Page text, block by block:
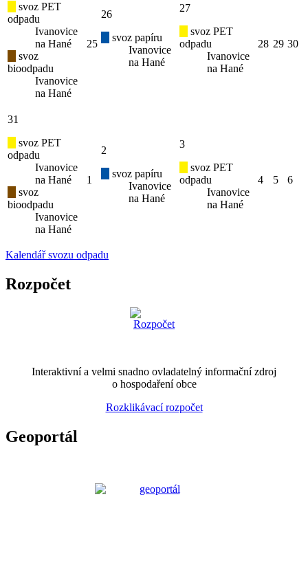
svoz PET
odpadu
Ivanovice
na Hané
svoz
bioodpadu
Ivanovice
na Hané
25
26
svoz papíru
Ivanovice
na Hané
27
svoz PET
odpadu
Ivanovice
na Hané
28 29 30
31
svoz PET
odpadu
Ivanovice
na Hané
svoz
bioodpadu
Ivanovice
na Hané
1
2
svoz papíru
Ivanovice
na Hané
3
svoz PET
odpadu
Ivanovice
na Hané
4 5 6
Kalendář svozu odpadu
Rozpočet
Interaktivní a velmi snadno ovladatelný informační zdroj
o hospodaření obce
Rozklikávací rozpočet
Geoportál